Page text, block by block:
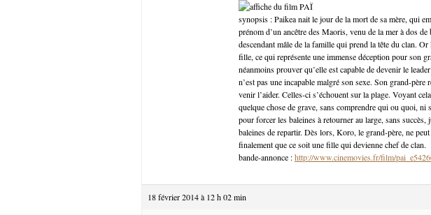
synopsis : Paikea nait le jour de la mort de sa mère, qui
prénom d’un ancêtre des Maoris, venu de la mer à dos
descendant mâle de la famille qui prend la tête du clan.
fille, ce qui représente une immense déception pour son
néanmoins prouver qu’elle est capable de devenir le
n’est pas une incapable malgré son sexe. Son grand-père
venir l’aider. Celles-ci s’échouent sur la plage. Voyant
quelque chose de grave, sans comprendre qui ou quoi,
pour forcer les baleines à retourner au large, sans succès,
baleines de repartir. Dès lors, Koro, le grand-père, ne
finalement que ce soit une fille qui devienne chef de clan.
bande-annonce :http://www.cinemovies.fr/film/
18 février 2014 à 12 h 02 min